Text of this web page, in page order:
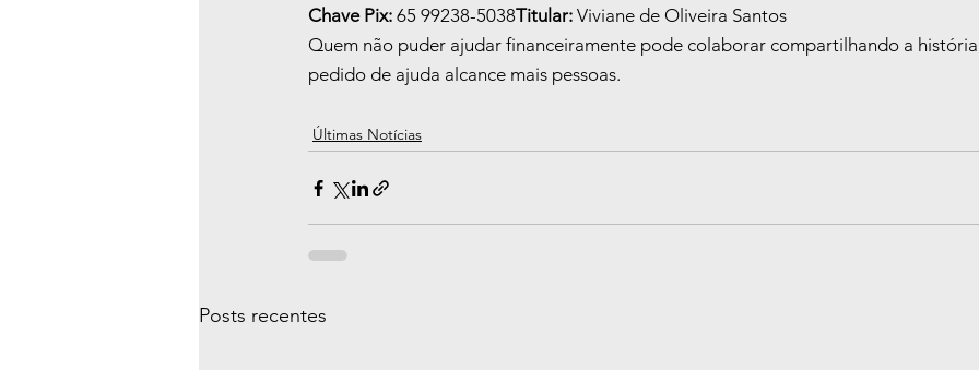
Chave Pix: 65 99238-5038Titular: Viviane de Oliveira Santos
Quem não puder ajudar financeiramente pode colaborar compartilhando a
pedido de ajuda alcance mais pessoas.
Últimas Notícias
Posts recentes